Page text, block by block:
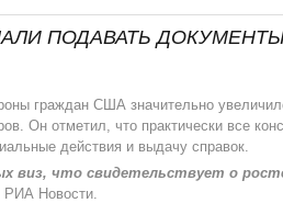
ПОДАВАТЬ
граждан США значительно
Он отметил, что практически все
действия и выдачу справок.
виз, что свидетельствует о
РИА Новости.